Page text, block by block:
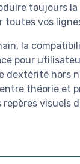
toujours la
toutes vos
la
pour
dextérité hors
théorie et
visuels